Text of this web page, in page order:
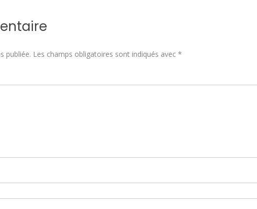
publiée. Les champs obligatoires sont indiqués avec *